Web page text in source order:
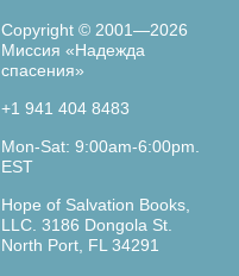
Copyright © 2001—2026
Миссия «Надежда
спасения»
+1 941 404 8483
Mon-Sat: 9:00am-6:00pm.
EST
Hope of Salvation Books,
LLC. 3186 Dongola St.
North Port, FL 34291